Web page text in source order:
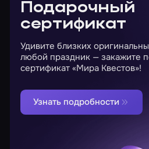
Подарочный
сертификат
Удивите близких
любой праздник — закажите
сертификат «Мира Квестов»!
Узнать подробности